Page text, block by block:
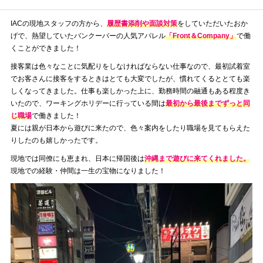
IACの現地スタッフの方から、 履歴書添削や面談対策をしていただいたおか
げで、熱望していたバンクーバーの人気アパレル「Front＆Company」で働
くことができました！
接客業は色々なことに気配りをしなければならない仕事なので、最初試着室
でお客さんに接客をするときはとても大変でしたが、慣れてくるととても楽
しくなってきました。仕事も楽しかった上に、勤務時間の融通もある程度き
いたので、ワーキングホリデーに行っている間は最初から最後までずっと同
じ職場で働きました！
夏には親が日本から遊びに来たので、色々案内をしたり職場を見てもらえた
りしたのも嬉しかったです。
現地では同僚にも恵まれ、日本に帰国後は沖縄まで遊びに来てくれました。
現地での経験・仲間は一生の宝物になりました！